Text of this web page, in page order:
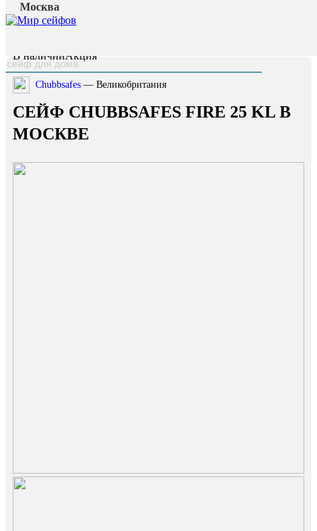
Москва
Главная страница
Каталог /
В наличииАкция
Chubbsafes — Великобритания
СЕЙФ CHUBBSAFES FIRE 25 KL В
МОСКВЕ